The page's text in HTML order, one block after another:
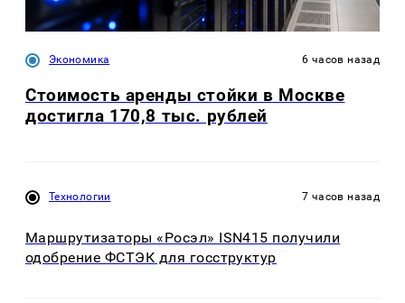
Экономика 6 часов назад
Стоимость аренды стойки в Москве
достигла 170,8 тыс. рублей
Технологии 7 часов назад
Маршрутизаторы «Росэл» ISN415 получили
одобрение ФСТЭК для госструктур